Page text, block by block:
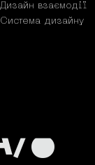
Дизайн взаємодії
Система дизайну
•